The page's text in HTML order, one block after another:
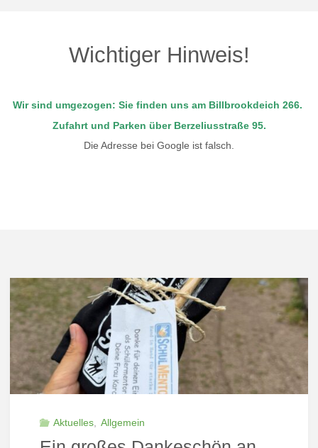
Wichtiger Hinweis!
Wir sind umgezogen: Sie finden uns am Billbrookdeich 266.
Zufahrt und Parken über Berzeliusstraße 95.
Die Adresse bei Google ist falsch.
Aktuelles, Allgemein